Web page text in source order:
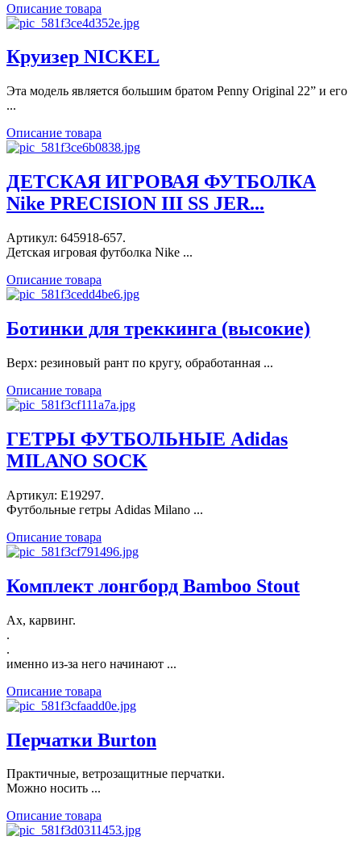
Описание товара
Круизер NICKEL
Эта модель является большим братом Penny Original 22” и его
...
Описание товара
ДЕТСКАЯ ИГРОВАЯ ФУТБОЛКА
Nike PRECISION III SS JER...
Артикул: 645918-657.
Детская игровая футболка Nike ...
Описание товара
Ботинки для треккинга (высокие)
Верх: резиновый рант по кругу, обработанная ...
Описание товара
ГЕТРЫ ФУТБОЛЬНЫЕ Adidas
MILANO SOCK
Артикул: E19297.
Футбольные гетры Adidas Milano ...
Описание товара
Комплект лонгборд Bamboo Stout
Ах, карвинг.
.
.
именно из-за него начинают ...
Описание товара
Перчатки Burton
Практичные, ветрозащитные перчатки.
Можно носить ...
Описание товара